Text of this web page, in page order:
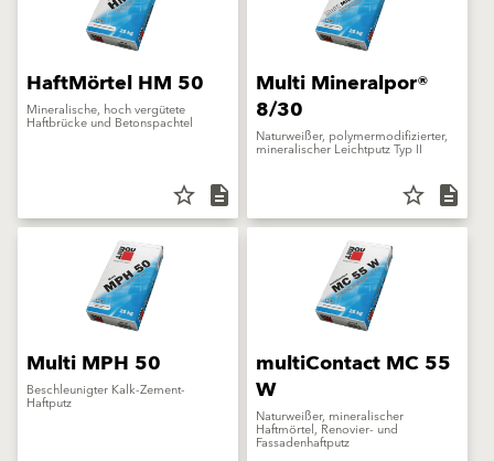
HaftMörtel HM 50
Mineralische, hoch vergütete
Haftbrücke und Betonspachtel
star_border description
Multi Mineralpor®
8/30
Naturweißer, polymermodifizierter,
mineralischer Leichtputz Typ II
star_border description
Multi MPH 50
Beschleunigter Kalk-Zement-
Haftputz
multiContact MC 55
W
Naturweißer, mineralischer
Haftmörtel, Renovier- und
Fassadenhaftputz